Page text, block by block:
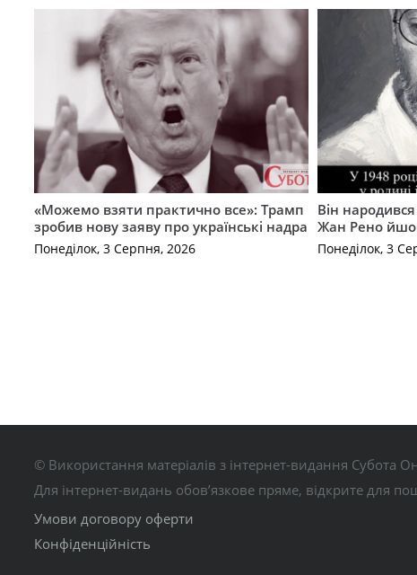
«Можемо взяти практично все»: Трамп
зробив нову заяву про українські надра
Понеділок, 3 Серпня, 2026
Він
Жан Рено
Понеділок, 3
© Використання матеріалів з інтернет-видання
Для інтернет-видань обов’язкове пряме, відкрите для
Умови договору оферти
Конфіденційність